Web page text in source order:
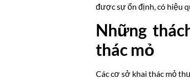
được sự ổn định, có hiệu
Những
thác mỏ
Các cơ sở khai thác mỏ